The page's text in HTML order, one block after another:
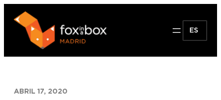
Saltar
contenido
ES
ABRIL 17, 2020